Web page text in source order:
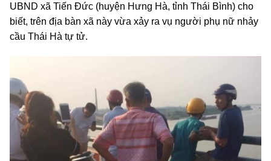
UBND xã Tiến Đức (huyện Hưng Hà, tỉnh Thái Bình) cho
biết, trên địa bàn xã này vừa xảy ra vụ người phụ nữ nhảy
cầu Thái Hà tự tử.